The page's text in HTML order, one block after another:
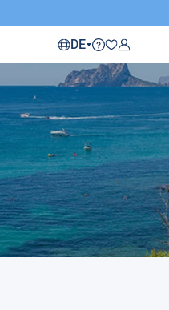
DE